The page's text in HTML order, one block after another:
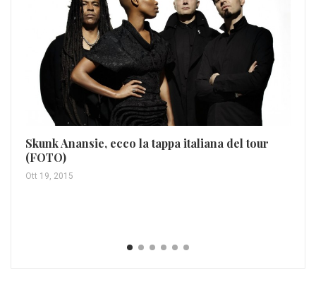
Skunk Anansie, ecco la tappa italiana del tour
(FOTO)
Ott 19, 2015